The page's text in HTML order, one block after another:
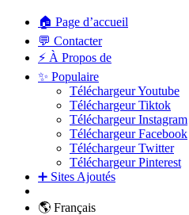
🏠 Page d’accueil
💬 Contacter
⚡ À Propos de
✨ Populaire
Téléchargeur Youtube
Téléchargeur Tiktok
Téléchargeur Instagram
Téléchargeur Facebook
Téléchargeur Twitter
Téléchargeur Pinterest
➕ Sites Ajoutés
🌎 Français